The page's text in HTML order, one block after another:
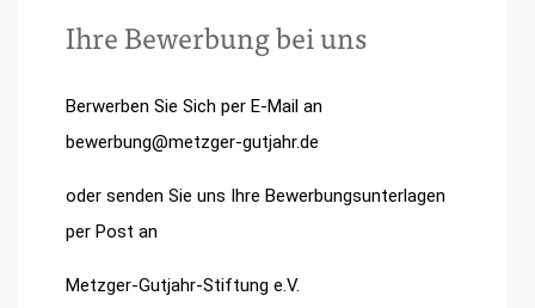
Ihre Bewerbung bei uns
Berwerben Sie Sich per E-Mail an
bewerbung@metzger-gutjahr.de
oder senden Sie uns Ihre Bewerbungsunterlagen
per Post an
Metzger-Gutjahr-Stiftung e.V.